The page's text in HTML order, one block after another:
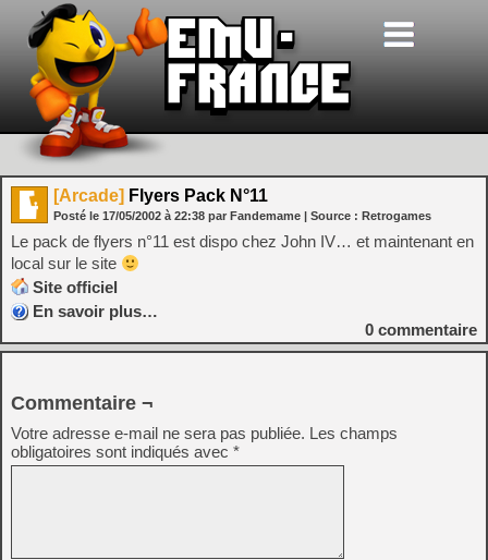
[Arcade] Flyers Pack N°11
Posté le 17/05/2002 à 22:38 par Fandemame | Source : Retrogames
Le pack de flyers n°11 est dispo chez John IV… et maintenant en
local sur le site
Site officiel
En savoir plus…
0 commentaire
Commentaire ¬
Votre adresse e-mail ne sera pas publiée. Les champs
obligatoires sont indiqués avec *